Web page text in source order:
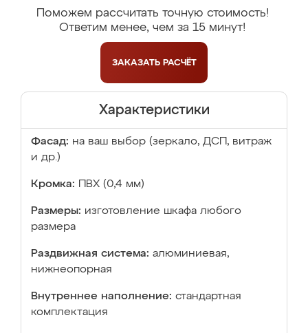
Поможем рассчитать точную стоимость!
Ответим менее, чем за 15 минут!
ЗАКАЗАТЬ РАСЧЁТ
Характеристики
Фасад: на ваш выбор (зеркало, ДСП, витраж
и др.)
Кромка: ПВХ (0,4 мм)
Размеры: изготовление шкафа любого
размера
Раздвижная система: алюминиевая,
нижнеопорная
Внутреннее наполнение: стандартная
комплектация